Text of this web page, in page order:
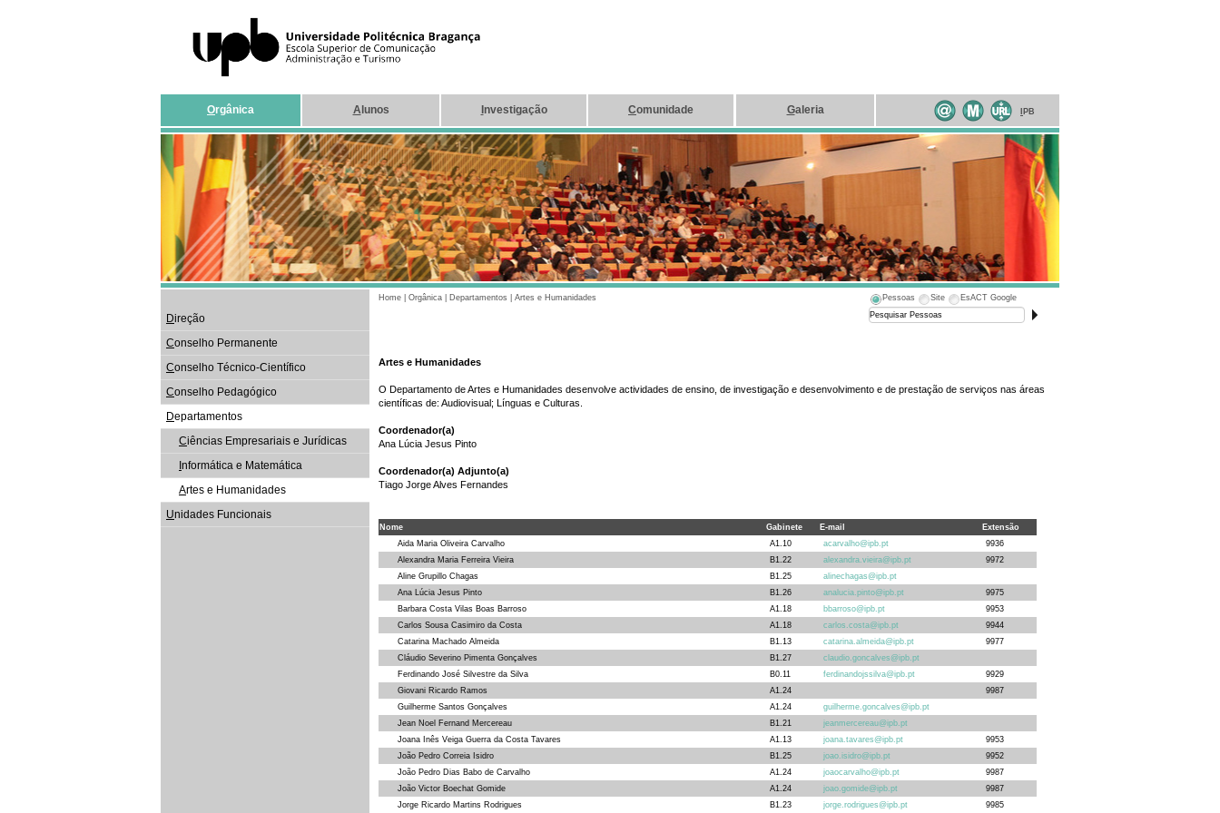
Orgânica A lunos nvestigação Comunidade Galeria PB
Direção
Conselho Permanente
Conselho Técnico-Científico
Conselho Pedagógico
Departamentos
Ciências Empresariais e Jurídicas
nformática e Matemática
Artes e Humanidades
Unidades Funcionais
Home Orgânica Departamentos Artes e Humanidades Pessoas Site EsACT Google
Artes e Humanidades
O Departamento de Artes e Humanidades desenvolve actividades de ensino, de investigação e desenvolvimento e de prestação de serviços nas áreas
científicas de: Audiovisual; Línguas e Culturas.
Coordenador(a)
Ana Lúcia Jesus Pinto
Coordenador(a) Adjunto(a)
Tiago Jorge Alves Fernandes
Nome Gabinete E-mail
Extensão
Aida Maria Oliveira Carvalho
A1.10 acarvalho@ipb.pt
9936
Alexandra Maria Ferreira Vieira
B1.22 alexandra.vieira@ipb.pt
9972
Aline Grupillo Chagas
B1.25
alinechagas@ipb.pt
Ana Lúcia Jesus Pinto
B1.26 analucia.pinto@ipb.pt
9975
Barbara Costa Vilas Boas Barroso
A1.18 bbarroso@ipb.pt
9953
Carlos Sousa Casimiro da Costa
A1.18 carlos.costa@ipb.pt
9944
Catarina Machado Almeida
B1.13 catarina.almeida@ipb.pt
9977
Cláudio Severino Pimenta Gonçalves
B1.27
claudio.goncalves@ipb.pt
Ferdinando José Silvestre da Silva
B0.11 ferdinandojssilva@ipb.pt
9929
Giovani Ricardo Ramos
A1.24
9987
Guilherme Santos Gonçalves
A1.24
guilherme.goncalves@ipb.pt
Jean Noel Fernand Mercereau
B1.21
jeanmercereau@ipb.pt
Joana Inês Veiga Guerra da Costa Tavares
A1.13 joana.tavares@ipb.pt
9953
João Pedro Correia Isidro
B1.25 joao.isidro@ipb.pt
9952
João Pedro Dias Babo de Carvalho
A1.24 joaocarvalho@ipb.pt
9987
João Victor Boechat Gomide
A1.24 joao.gomide@ipb.pt
9987
Jorge Ricardo Martins Rodrigues
B1.23 jorge.rodrigues@ipb.pt 9985